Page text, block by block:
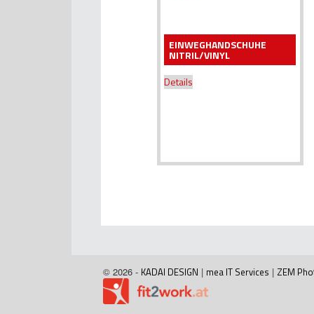
EINWEGHANDSCHUHE
NITRIL/VINYL
Details
© 2026 - KADAI DESIGN | mea IT Services | ZEM